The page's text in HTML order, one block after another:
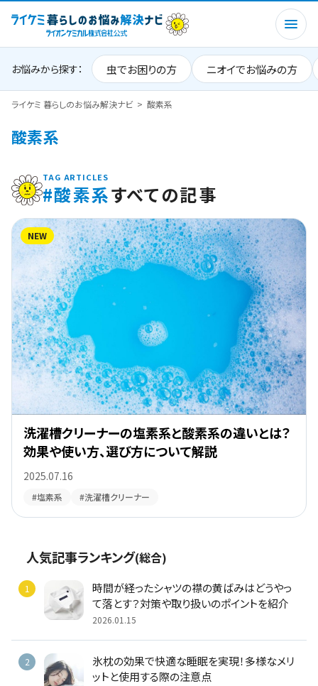
お悩みから探す： 虫でお困りの方 ニオイでお悩みの方
ライケミ 暮らしのお悩み解決ナビ 酸素系
酸素系
TAG ARTICLES
#酸素系すべての記事
NEW
2025.07.16
洗濯槽クリーナーの塩素系と酸素系の違いとは？
効果や使い方、選び方について解説
#塩素系 #洗濯槽クリーナー
人気記事ランキング(総合)
時間が経ったシャツの襟の黄ばみはどうやっ
て落とす？対策や取り扱いのポイントを紹介
2026.01.15
氷枕の効果で快適な睡眠を実現！多様なメリ
ットと使用する際の注意点